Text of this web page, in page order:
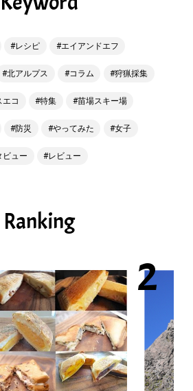
レシピ エイアンドエフ
北アルプス コラム 狩猟採集
エコ 特集 苗場スキー場
防災 やってみた 女子
ビュー レビュー
Ranking